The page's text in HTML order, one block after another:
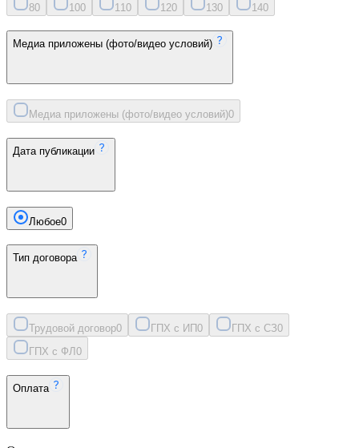
80 100 11 0 120 130 140
Медиа приложены (фото/видео условий)
Медиа приложены (фото/видео условий)0
Дата публикации
Любое0
Тип договора
Трудовой договор0 ГПХ с ИП0 ГПХ с СЗ0
ГПХ с ФЛ 0
Оплата